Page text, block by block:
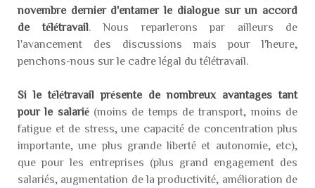
novembre dernier d'entamer le dialogue sur un accord
de télétravail. Nous reparlerons par ailleurs de
l'avancement des discussions mais pour l'heure,
penchons-nous sur le cadre légal du télétravail.
Si le télétravail présente de nombreux avantages tant
pour le salarié(moins de temps de transport, moins de
fatigue et de stress, une capacité de concentration plus
importante, une plus grande liberté et autonomie, etc),
que pour les entreprises (plus grand engagement des
salariés, augmentation de la productivité, amélioration de